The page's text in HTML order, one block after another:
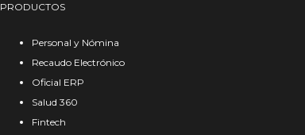
PRODUCTOS
Personal y Nómina
Recaudo Electrónico
Oficial ERP
Salud 360
Fintech